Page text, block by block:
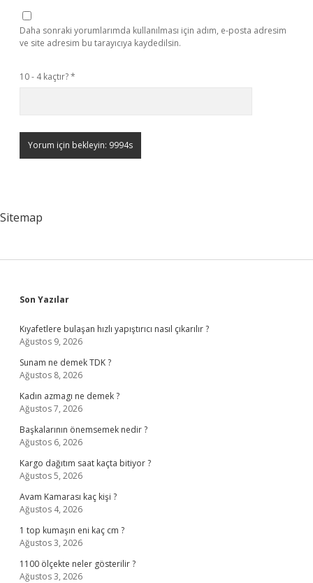
Daha sonraki yorumlarımda kullanılması için adım, e-posta adresim
ve site adresim bu tarayıcıya kaydedilsin.
10 - 4 kaçtır?*
Sitemap
Sidebar
Son Yazılar
Kıyafetlere bulaşan hızlı yapıştırıcı nasıl çıkarılır ?
Ağustos 9, 2026
Sunam ne demek TDK ?
Ağustos 8, 2026
Kadın azmagı ne demek ?
Ağustos 7, 2026
Başkalarının önemsemek nedir ?
Ağustos 6, 2026
Kargo dağıtım saat kaçta bitiyor ?
Ağustos 5, 2026
Avam Kamarası kaç kişi ?
Ağustos 4, 2026
1 top kumaşın eni kaç cm ?
Ağustos 3, 2026
1100 ölçekte neler gösterilir ?
Ağustos 3, 2026